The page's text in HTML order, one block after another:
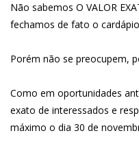
Não sabemos O VALOR
fechamos de fato o
Porém não se preocupem,
Como em oportunidades
exato de interessados e
máximo o dia 30 de